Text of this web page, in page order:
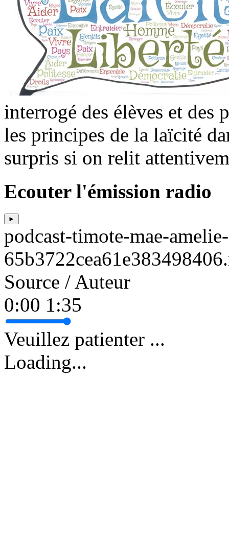
interrogé des élèves et des
les principes de la laïcité
surpris si on relit
Ecouter l'émission radio
►
podcast-timote-mae-
Source / Auteur
0:00 1:35
Veuillez patienter ...
Loading...